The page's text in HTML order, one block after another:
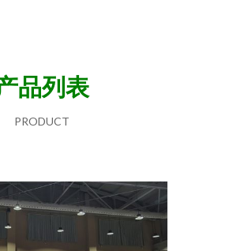
品列表
PRODUCT